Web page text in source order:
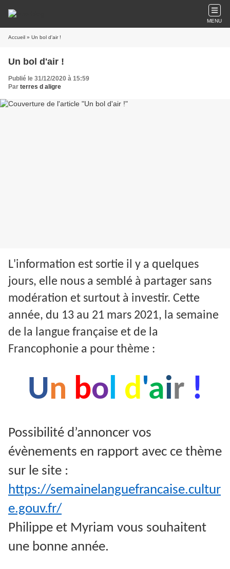
MENU
Accueil » Un bol d'air !
Un bol d'air !
Publié le 31/12/2020 à 15:59
Par terres d aligre
L'information est sortie il y a quelques
jours, elle nous a semblé à partager sans
modération et surtout à investir. Cette
année, du 13 au 21 mars 2021, la semaine
de la langue française et de la
Francophonie a pour thème :
Un bol d'air !
Possibilité d’annoncer vos
évènements en rapport avec ce thème
sur le site :
https://semainelanguefrancaise.cultur
e.gouv.fr/
Philippe et Myriam vous souhaitent
une bonne année.